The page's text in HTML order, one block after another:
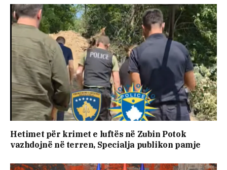
Hetimet për krimet e luftës në Zubin Potok
vazhdojnë në terren, Specialja publikon pamje